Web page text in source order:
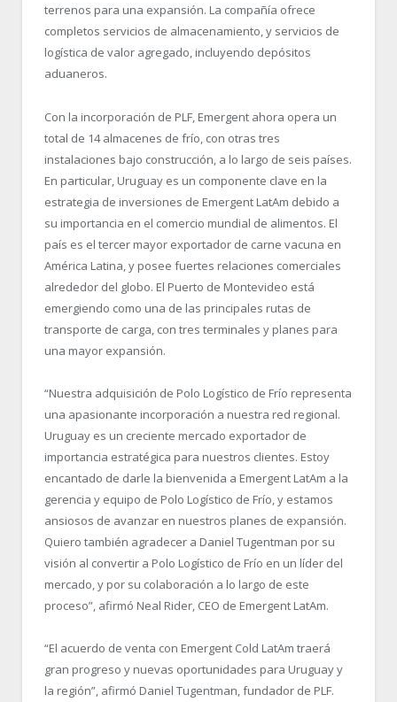
terrenos para una expansión. La compañía ofrece
completos servicios de almacenamiento, y servicios de
logística de valor agregado, incluyendo depósitos
aduaneros.
Con la incorporación de PLF, Emergent ahora opera un
total de 14 almacenes de frío, con otras tres
instalaciones bajo construcción, a lo largo de seis países.
En particular, Uruguay es un componente clave en la
estrategia de inversiones de Emergent LatAm debido a
su importancia en el comercio mundial de alimentos. El
país es el tercer mayor exportador de carne vacuna en
América Latina, y posee fuertes relaciones comerciales
alrededor del globo. El Puerto de Montevideo está
emergiendo como una de las principales rutas de
transporte de carga, con tres terminales y planes para
una mayor expansión.
“Nuestra adquisición de Polo Logístico de Frío representa
una apasionante incorporación a nuestra red regional.
Uruguay es un creciente mercado exportador de
importancia estratégica para nuestros clientes. Estoy
encantado de darle la bienvenida a Emergent LatAm a la
gerencia y equipo de Polo Logístico de Frío, y estamos
ansiosos de avanzar en nuestros planes de expansión.
Quiero también agradecer a Daniel Tugentman por su
visión al convertir a Polo Logístico de Frío en un líder del
mercado, y por su colaboración a lo largo de este
proceso”, afirmó Neal Rider, CEO de Emergent LatAm.
“El acuerdo de venta con Emergent Cold LatAm traerá
gran progreso y nuevas oportunidades para Uruguay y
la región”, afirmó Daniel Tugentman, fundador de PLF.